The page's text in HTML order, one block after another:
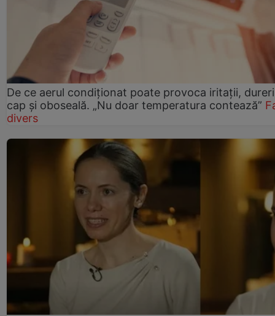
De ce aerul condiționat poate provoca iritații,
cap și oboseală. „Nu doar temperatura contează”
divers